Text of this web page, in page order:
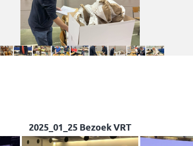
2025_01_25 Bezoek VRT